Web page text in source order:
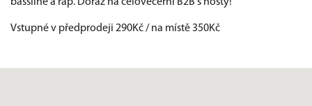
Vstupné v předprodeji 290Kč / na místě 350Kč